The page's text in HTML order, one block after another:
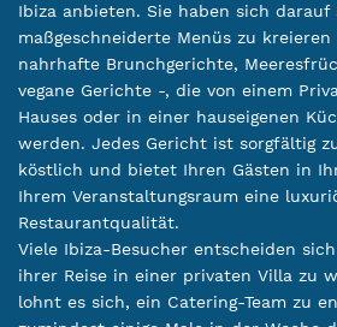
Ibiza anbieten. Sie haben sich darauf
maßgeschneiderte Menüs zu
nahrhafte Brunchgerichte,
vegane Gerichte -, die von einem
Hauses oder in einer hauseigenen
werden. Jedes Gericht ist sorgfältig
köstlich und bietet Ihren Gästen in
Ihrem Veranstaltungsraum eine
Restaurantqualität.
Viele Ibiza-Besucher entscheiden
ihrer Reise in einer privaten Villa zu
lohnt es sich, ein Catering-Team zu